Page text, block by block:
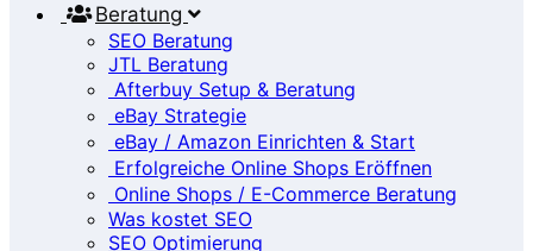
Beratung
SEO Beratung
JTL Beratung
Afterbuy Setup & Beratung
eBay Strategie
eBay / Amazon Einrichten & Start
Erfolgreiche Online Shops Eröffnen
Online Shops / E-Commerce Beratung
Was kostet SEO
SEO Optimierung